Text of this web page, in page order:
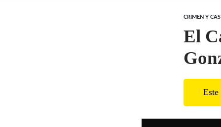
CRIMEN Y
El